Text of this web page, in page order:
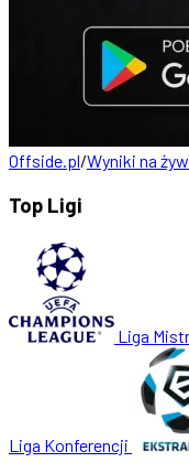
Offside.pl/Wyniki na
Top Ligi
Liga
Liga Konferencji